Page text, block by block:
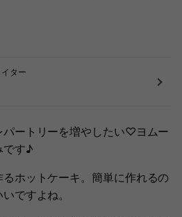
ター
パートリーを増やしたい♡ヨムー
です♪
ホットケーキ。簡単に作れるの
ですよね。